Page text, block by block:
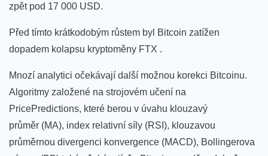
zpět pod 17 000 USD.
Před tímto krátkodobým růstem byl Bitcoin zatížen
dopadem kolapsu kryptoměny FTX .
Mnozí analytici očekávají další možnou korekci Bitcoinu.
Algoritmy založené na strojovém učení na
PricePredictions, které berou v úvahu klouzavý
průměr (MA), index relativní síly (RSI), klouzavou
průměrnou divergenci konvergence (MACD), Bollingerova